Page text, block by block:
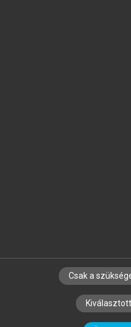
SZERZŐKNEK
SZERKESZTÉSI ÉS
Csak a